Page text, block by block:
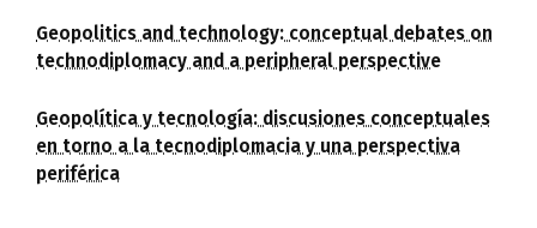
Geopolitics and technology: conceptual debates on
technodiplomacy and a peripheral perspective
Geopolítica y tecnología: discusiones conceptuales
en torno a la tecnodiplomacia y una perspectiva
periférica